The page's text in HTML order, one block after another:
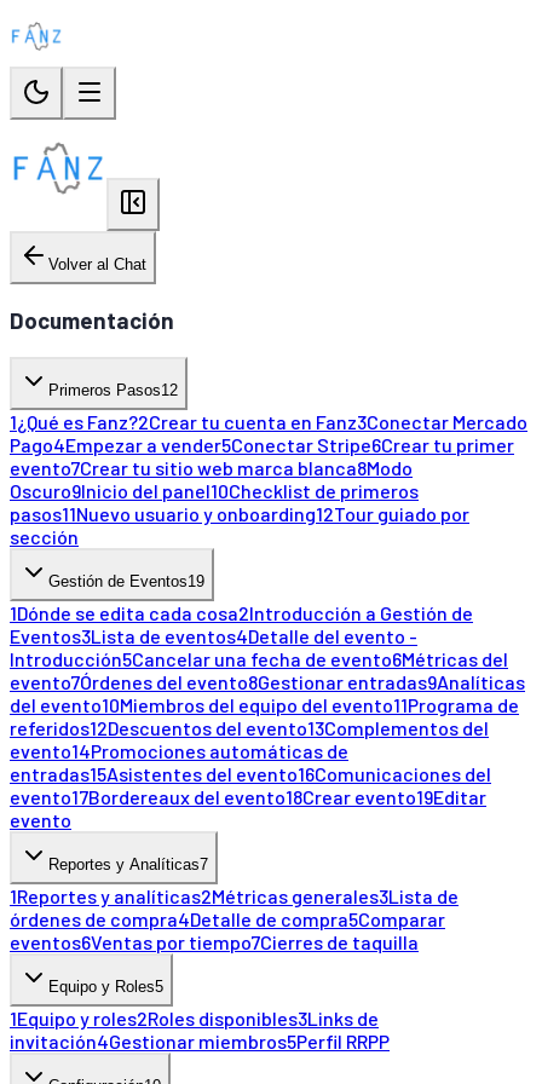
Volver al Chat
Documentación
Primeros Pasos12
1¿Qué es Fanz?2Crear tu cuenta en Fanz3Conectar Mercado
Pago4Empezar a vender5Conectar Stripe6Crear tu primer
evento7Crear tu sitio web marca blanca8Modo
Oscuro9Inicio del panel10Checklist de primeros
pasos11Nuevo usuario y onboarding12Tour guiado por
sección
Gestión de Eventos19
1Dónde se edita cada cosa2Introducción a Gestión de
Eventos3Lista de eventos4Detalle del evento -
Introducción5Cancelar una fecha de evento6Métricas del
evento7Órdenes del evento8Gestionar entradas9Analíticas
del evento10Miembros del equipo del evento11Programa de
referidos12Descuentos del evento13Complementos del
evento14Promociones automáticas de
entradas15Asistentes del evento16Comunicaciones del
evento17Bordereaux del evento18Crear evento19Editar
evento
Reportes y Analíticas7
1Reportes y analíticas2Métricas generales3Lista de
órdenes de compra4Detalle de compra5Comparar
eventos6Ventas por tiempo7Cierres de taquilla
Equipo y Roles5
1Equipo y roles2Roles disponibles3Links de
invitación4Gestionar miembros5Perfil RRPP